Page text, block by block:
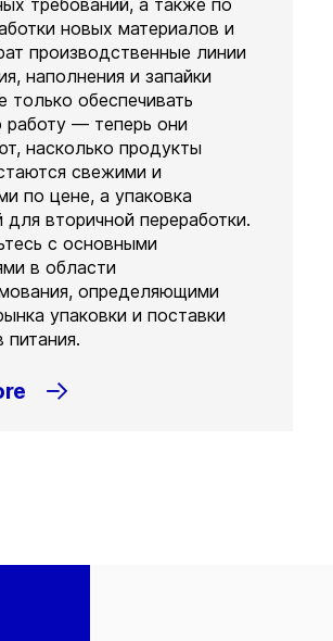
требований, а также по
новых материалов и
производственные линии
наполнения и запайки
обеспечивать
— теперь они
насколько продукты
свежими и
по цене, а упаковка
для вторичной переработки.
с основными
в области
определяющими
упаковки и поставки
питания.